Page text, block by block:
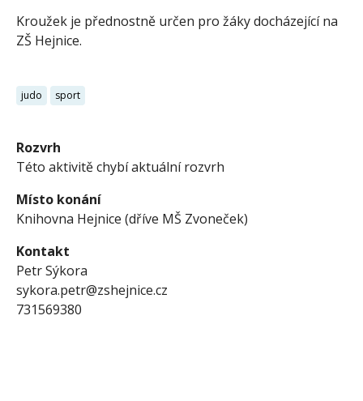
Kroužek je přednostně určen pro žáky docházející na
ZŠ Hejnice.
judo sport
Rozvrh
Této aktivitě chybí aktuální rozvrh
Místo konání
Knihovna Hejnice (dříve MŠ Zvoneček)
Kontakt
Petr Sýkora
sykora.petr@zshejnice.cz
731569380